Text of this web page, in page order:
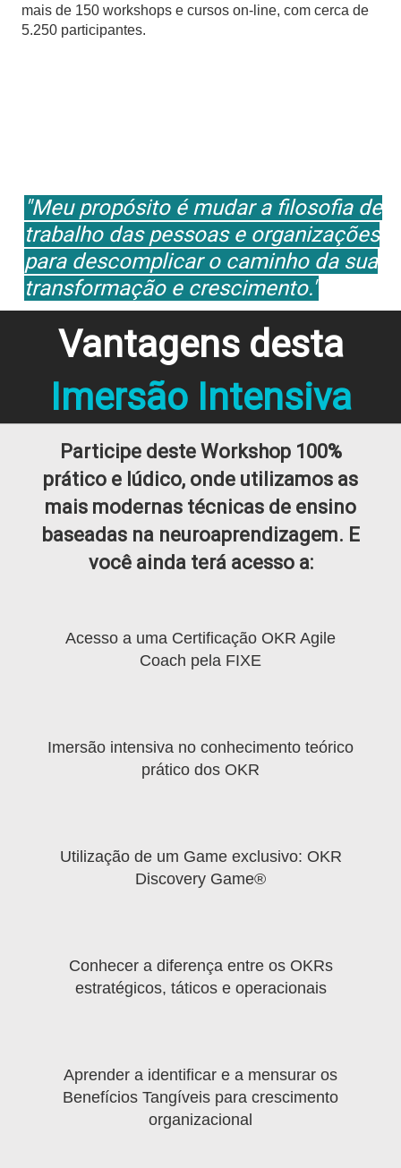
mais de 150 workshops e cursos on-line, com cerca de
5.250 participantes.
"Meu propósito é mudar a filosofia de
trabalho das pessoas e organizações
para descomplicar o caminho da sua
transformação e crescimento."
Vantagens desta
Imersão Intensiva
Participe deste Workshop 100%
prático e lúdico, onde utilizamos as
mais modernas técnicas de ensino
baseadas na neuroaprendizagem. E
você ainda terá acesso a:
Acesso a uma Certificação OKR Agile
Coach pela FIXE
Imersão intensiva no conhecimento teórico
prático dos OKR
Utilização de um Game exclusivo: OKR
Discovery Game®
Conhecer a diferença entre os OKRs
estratégicos, táticos e operacionais
Aprender a identificar e a mensurar os
Benefícios Tangíveis para crescimento
organizacional